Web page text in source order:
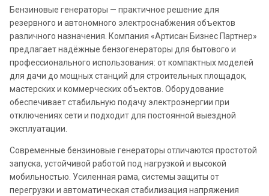
Бензиновые генераторы — практичное решение для
резервного и автономного электроснабжения объектов
различного назначения. Компания «Артисан Бизнес Партнер»
предлагает надёжные бензогенераторы для бытового и
профессионального использования: от компактных моделей
для дачи до мощных станций для строительных площадок,
мастерских и коммерческих объектов. Оборудование
обеспечивает стабильную подачу электроэнергии при
отключениях сети и подходит для постоянной выездной
эксплуатации.
Современные бензиновые генераторы отличаются простотой
запуска, устойчивой работой под нагрузкой и высокой
мобильностью. Усиленная рама, системы защиты от
перегрузки и автоматическая стабилизация напряжения